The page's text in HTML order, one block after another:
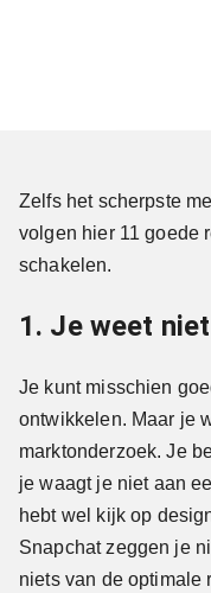
Zelfs het scherpste
volgen hier 11 goede
schakelen.
1. Je weet
Je kunt misschien
ontwikkelen. Maar je
marktonderzoek. Je
je waagt je niet aan
hebt wel kijk op
Snapchat zeggen je
niets van de optimale